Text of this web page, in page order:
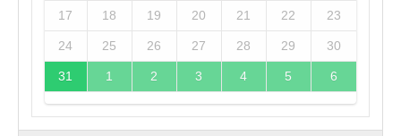
17 18 19 20 21 22 23
24 25 26 27 28 29 30
31 1 2 3 4 5 6